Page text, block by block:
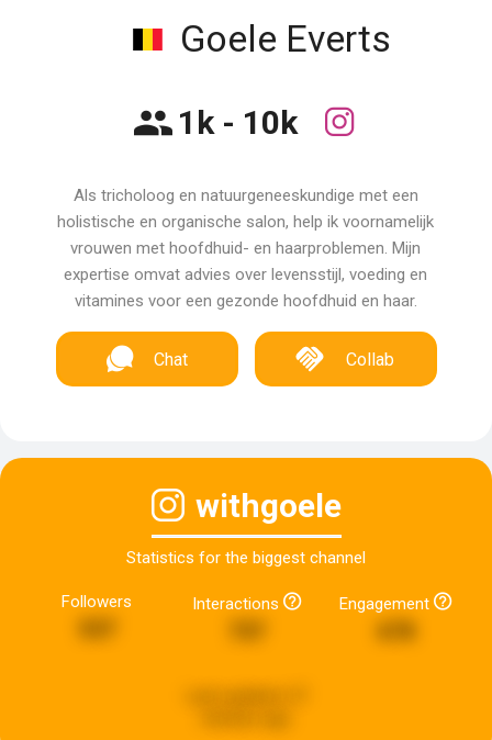
Goele Everts
1k - 10k
Als tricholoog en natuurgeneeskundige met een
holistische en organische salon, help ik voornamelijk
vrouwen met hoofdhuid- en haarproblemen. Mijn
expertise omvat advies over levensstijl, voeding en
vitamines voor een gezonde hoofdhuid en haar.
Chat Collab
withgoele
Statistics for the biggest channel
Followers Interactions Engagement